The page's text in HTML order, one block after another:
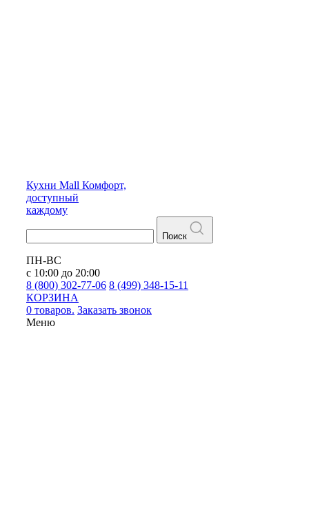
Кухни Mall Комфорт,
доступный
каждому
Поиск
ПН-ВС
с 10:00 до 20:00
8 (800) 302-77-06 8 (499) 348-15-11
КОРЗИНА
0 товаров. Заказать звонок
Меню